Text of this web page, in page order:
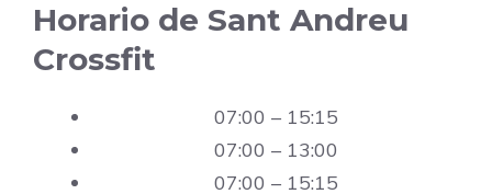
Horario de Sant Andreu
Crossfit
07:00 – 15:15
07:00 – 13:00
07:00 – 15:15